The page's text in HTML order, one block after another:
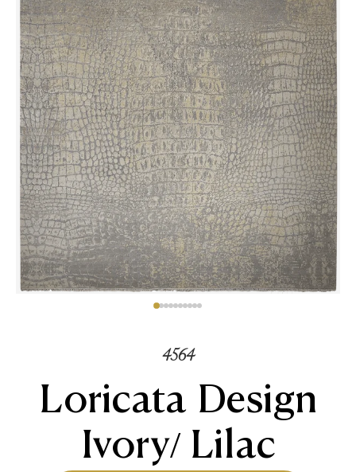
4564
Loricata Design
Ivory/ Lilac